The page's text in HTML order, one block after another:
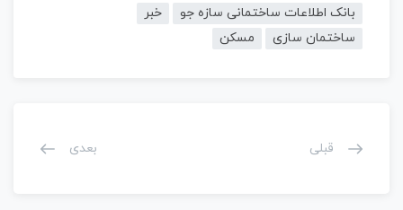
بانک اطلاعات ساختمانی سازه جو
خبر
ساختمان سازی
مسکن
قبلی بعدی